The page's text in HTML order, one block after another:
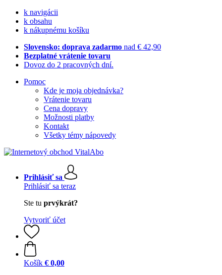
k navigácii
k obsahu
k nákupnému košíku
Slovensko: doprava zadarmo nad € 42,90
Bezplatné vrátenie tovaru
Dovoz do 2 pracovných dní.
Pomoc
Kde je moja objednávka?
Vrátenie tovaru
Cena dopravy
Možnosti platby
Kontakt
Všetky témy nápovedy
Prihlásiť sa
Prihlásiť sa teraz
Ste tu prvýkrát?
Vytvoriť účet
Košík € 0,00